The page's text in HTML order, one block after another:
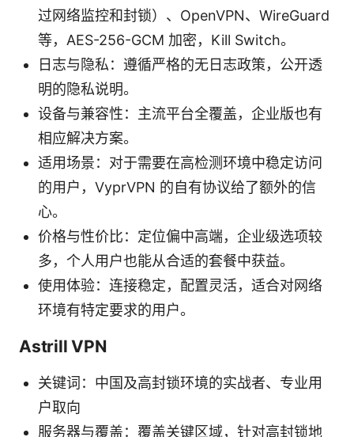
过网络监控和封锁）、OpenVPN、WireGuard
等，AES-256-GCM 加密，Kill Switch。
日志与隐私：遵循严格的无日志政策，公开透
明的隐私说明。
设备与兼容性：主流平台全覆盖，企业版也有
相应解决方案。
适用场景：对于需要在高检测环境中稳定访问
的用户，VyprVPN 的自有协议给了额外的信
心。
价格与性价比：定位偏中高端，企业级选项较
多，个人用户也能从合适的套餐中获益。
使用体验：连接稳定，配置灵活，适合对网络
环境有特定要求的用户。
Astrill VPN
关键词：中国及高封锁环境的实战者、专业用
户取向
服务器与覆盖：覆盖关键区域，针对高封锁地